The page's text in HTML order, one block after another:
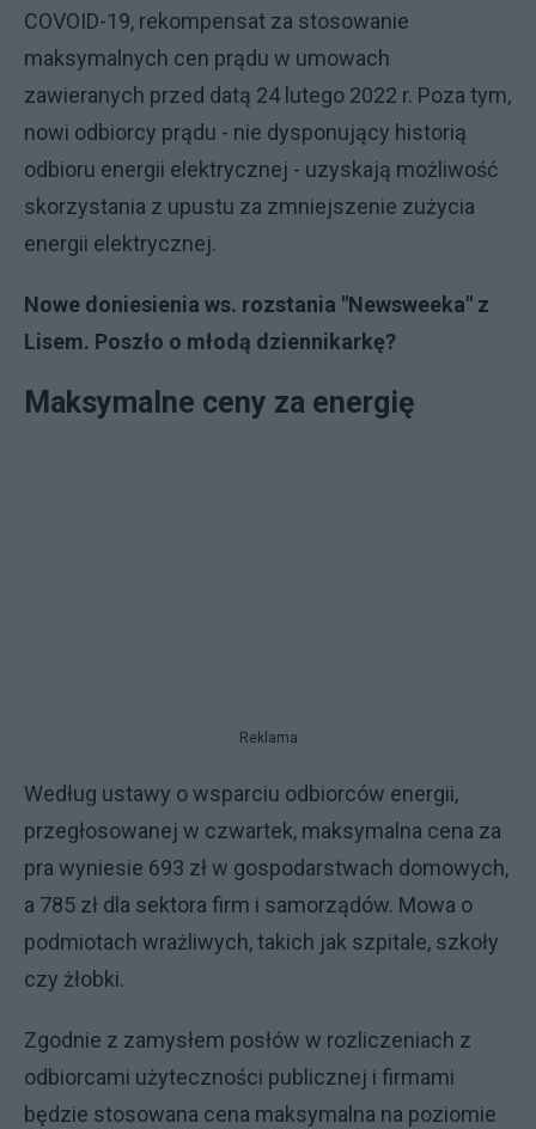
COVOID-19, rekompensat za stosowanie
maksymalnych cen prądu w umowach
zawieranych przed datą 24 lutego 2022 r. Poza tym,
nowi odbiorcy prądu - nie dysponujący historią
odbioru energii elektrycznej - uzyskają możliwość
skorzystania z upustu za zmniejszenie zużycia
energii elektrycznej.
Nowe doniesienia ws. rozstania "Newsweeka" z
Lisem. Poszło o młodą dziennikarkę?
Maksymalne ceny za energię
Reklama
Według ustawy o wsparciu odbiorców energii,
przegłosowanej w czwartek, maksymalna cena za
pra wyniesie 693 zł w gospodarstwach domowych,
a 785 zł dla sektora firm i samorządów. Mowa o
podmiotach wrażliwych, takich jak szpitale, szkoły
czy żłobki.
Zgodnie z zamysłem posłów w rozliczeniach z
odbiorcami użyteczności publicznej i firmami
będzie stosowana cena maksymalna na poziomie